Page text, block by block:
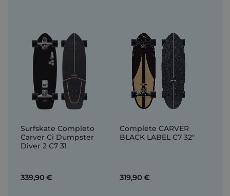
Surfskate Completo
Carver Ci Dumpster
Diver 2 C7 31
339,90 €
Complete CARVER
BLACK LABEL C7 32"
319,90 €